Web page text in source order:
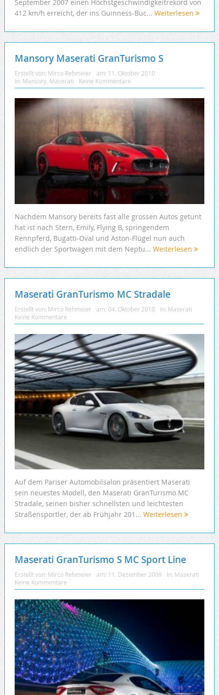
September 2007 einen Höchstgeschwindigkeitrekord von
412 km/h erreicht, der ins Guinness-Buc... Weiterlesen
Mansory Maserati GranTurismo S
Erstellt von: Mirco Rehmeier am: 11. Oktober 2010
In: Mansory, Maserati Keine Kommentare
Nachdem Mansory bereits fast alle grossen Autos getunt
hat ist nach Stern, Emily, Flying B, springendem
Rennpferd, Bugatti-Oval und Aston-Flügel nun auch
endlich der Sportwagen mit dem Neptu... Weiterlesen
Maserati GranTurismo MC Stradale
Erstellt von: Mirco Rehmeier am: 04. Oktober 2010 In: Maserati
Keine Kommentare
Auf dem Pariser Automobilsalon präsentiert Maserati
sein neuestes Modell, den Maserati GranTurismo MC
Stradale, seinen bisher schnellsten und leichtesten
Straßensportler, der ab Frühjahr 201... Weiterlesen
Maserati GranTurismo S MC Sport Line
Erstellt von: Mirco Rehmeier am: 11. Dezember 2009 In: Maserati
Keine Kommentare